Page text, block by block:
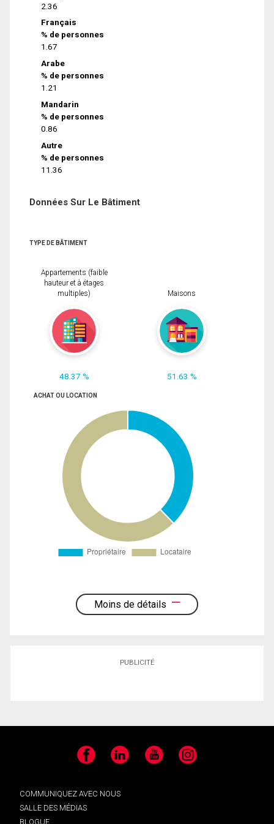
2.36
Français
% de personnes
1.67
Arabe
% de personnes
1.21
Mandarin
% de personnes
0.86
Autre
% de personnes
11.36
Données Sur Le Bâtiment
TYPE DE BÂTIMENT
Appartements (faible
hauteur et à étages
multiples)
48.37 %
Maisons
51.63 %
ACHAT OU LOCATION
Moins de détails
PUBLICITÉ
Facebook LinkedIn YouTube Instagram
COMMUNIQUEZ AVEC NOUS
SALLE DES MÉDIAS
BLOGUE